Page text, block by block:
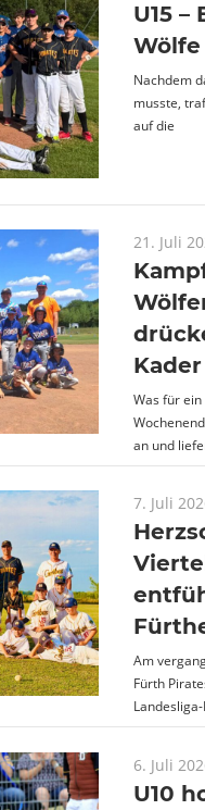
U15
Wölfe
Nachdem
musste,
auf die
21. Juli
Kader
Was für
an und
7. Juli
Am
Fürth
6. Juli
U10